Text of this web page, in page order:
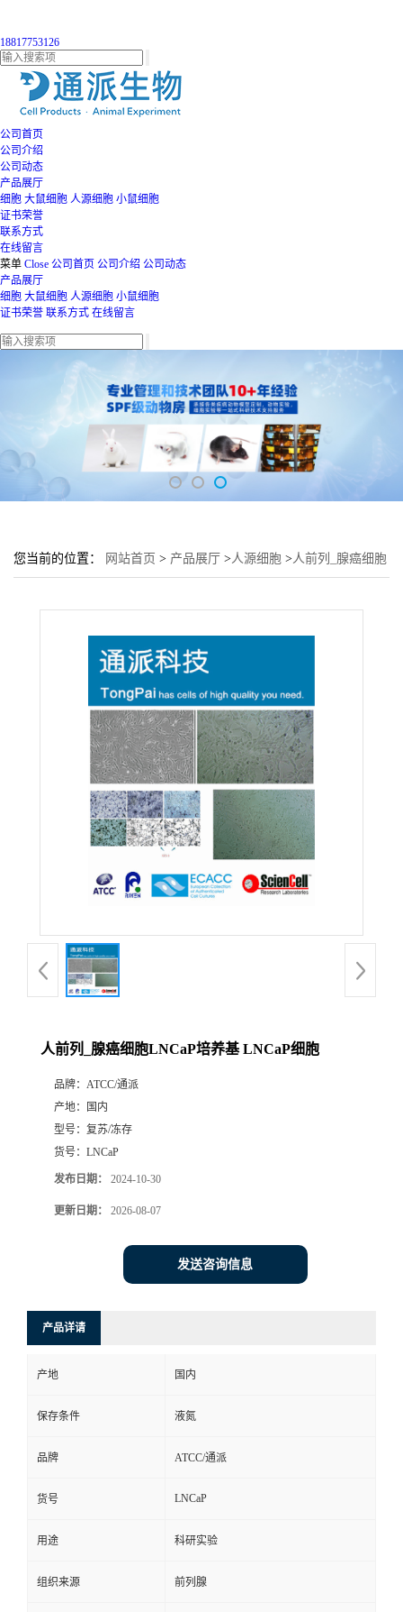
18817753126
公司首页
公司介绍
公司动态
产品展厅
细胞 大鼠细胞 人源细胞 小鼠细胞
证书荣誉
联系方式
在线留言
菜单 Close 公司首页 公司介绍 公司动态
产品展厅
细胞 大鼠细胞 人源细胞 小鼠细胞
证书荣誉 联系方式 在线留言
您当前的位置： 网站首页 > 产品展厅 >人源细胞 >人前列_腺癌细胞
人前列_腺癌细胞LNCaP培养基 LNCaP细胞
品牌： ATCC/通派
产地：
国内
型号： 复苏/冻存
货号： LNCaP
发布日期： 2024-10-30
更新日期： 2026-08-07
发送咨询信息
产品详请
产地 国内
保存条件 液氮
品牌 ATCC/通派
货号 LNCaP
用途 科研实验
组织来源 前列腺